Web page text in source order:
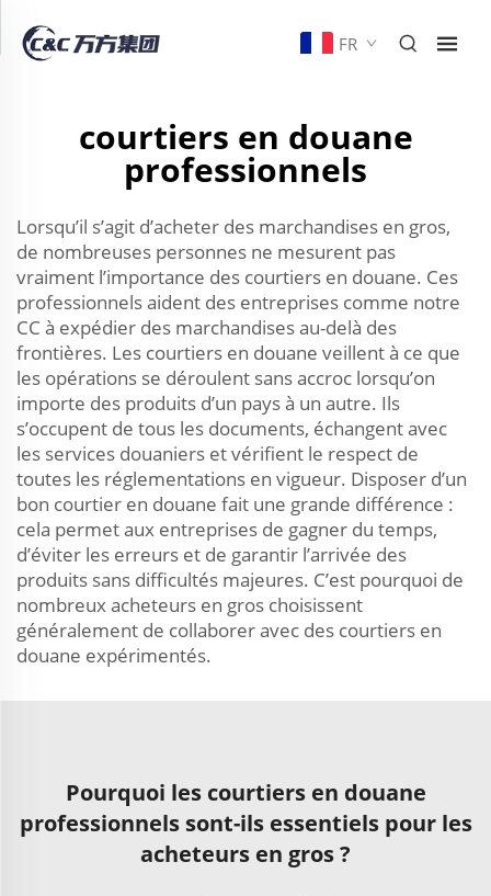
FR
courtiers en douane
professionnels
Lorsqu’il s’agit d’acheter des marchandises en gros,
de nombreuses personnes ne mesurent pas
vraiment l’importance des courtiers en douane. Ces
professionnels aident des entreprises comme notre
CC à expédier des marchandises au-delà des
frontières. Les courtiers en douane veillent à ce que
les opérations se déroulent sans accroc lorsqu’on
importe des produits d’un pays à un autre. Ils
s’occupent de tous les documents, échangent avec
les services douaniers et vérifient le respect de
toutes les réglementations en vigueur. Disposer d’un
bon courtier en douane fait une grande différence :
cela permet aux entreprises de gagner du temps,
d’éviter les erreurs et de garantir l’arrivée des
produits sans difficultés majeures. C’est pourquoi de
nombreux acheteurs en gros choisissent
généralement de collaborer avec des courtiers en
douane expérimentés.
Pourquoi les courtiers en douane
professionnels sont-ils essentiels pour les
acheteurs en gros ?